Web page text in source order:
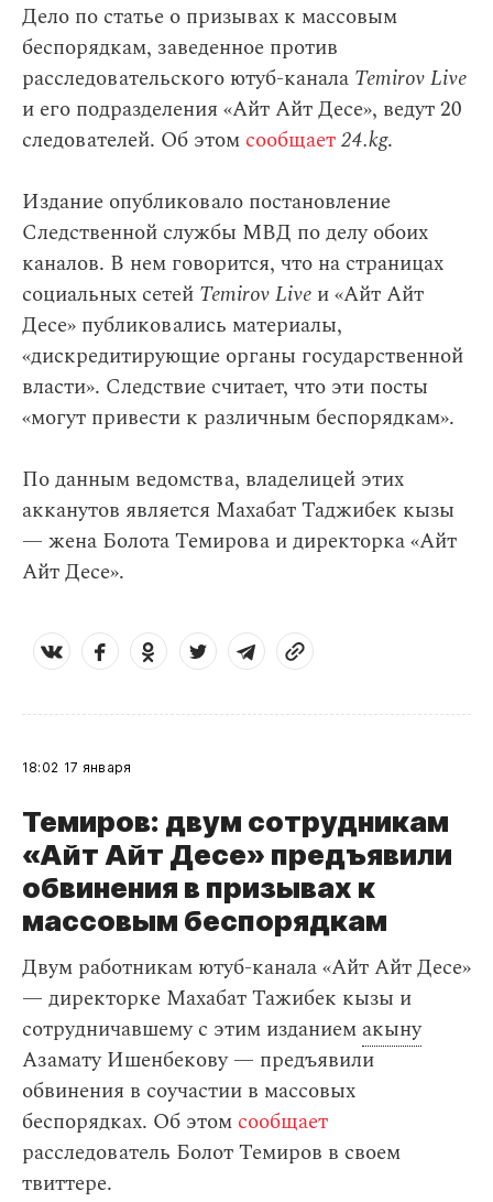
Дело по статье о призывах к массовым
беспорядкам, заведенное против
расследовательского ютуб-канала Temirov Live
и его подразделения «Айт Айт Десе», ведут 20
следователей. Об этом сообщает24.kg.
Издание опубликовало постановление
Следственной службы МВД по делу обоих
каналов. В нем говорится, что на страницах
социальных сетей Temirov Live и «Айт Айт
Десе» публиковались материалы,
«дискредитирующие органы государственной
власти». Следствие считает, что эти посты
«могут привести к различным беспорядкам».
По данным ведомства, владелицей этих
акканутов является Махабат Таджибек кызы
— жена Болота Темирова и директорка «Айт
Айт Десе».
18:02 17 января
Темиров: двум сотрудникам
«Айт Айт Десе» предъявили
обвинения в призывах к
массовым беспорядкам
Двум работникам ютуб-канала «Айт Айт Десе»
— директорке Махабат Тажибек кызы и
сотрудничавшему с этим изданием акыну
Азамату Ишенбекову — предъявили
обвинения в соучастии в массовых
беспорядках. Об этом сообщает
расследователь Болот Темиров в своем
твиттере.